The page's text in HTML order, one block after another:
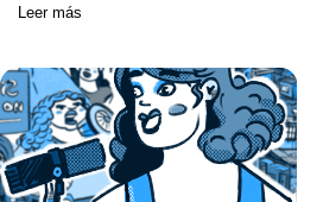
Leer más